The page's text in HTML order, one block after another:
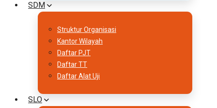
SDM
Struktur Organisasi
Kantor Wilayah
Daftar PJT
Daftar TT
Daftar Alat Uji
SLO